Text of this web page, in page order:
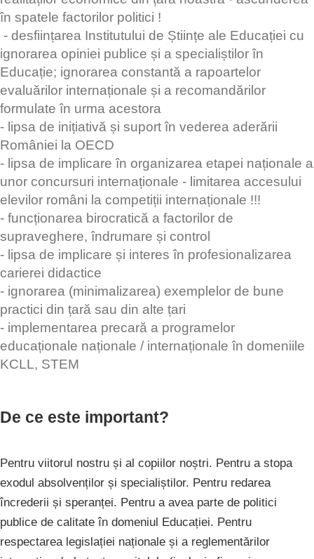
în spatele factorilor politici !
- desființarea Institutului de Științe ale Educației cu
ignorarea opiniei publice și a specialiștilor în
Educație; ignorarea constantă a rapoartelor
evaluărilor internaționale și a recomandărilor
formulate în urma acestora
- lipsa de inițiativă și suport în vederea aderării
României la OECD
- lipsa de implicare în organizarea etapei naționale a
unor concursuri internaționale - limitarea accesului
elevilor români la competiții internaționale !!!
- funcționarea birocratică a factorilor de
supraveghere, îndrumare și control
- lipsa de implicare și interes în profesionalizarea
carierei didactice
- ignorarea (minimalizarea) exemplelor de bune
practici din țară sau din alte țari
- implementarea precară a programelor
educaționale naționale / internaționale în domeniile
KCLL, STEM
De ce este important?
Pentru viitorul nostru și al copiilor noștri. Pentru a stopa
exodul absolvenților și specialiștilor. Pentru redarea
încrederii și speranței. Pentru a avea parte de politici
publice de calitate în domeniul Educației. Pentru
respectarea legislației naționale și a reglementărilor